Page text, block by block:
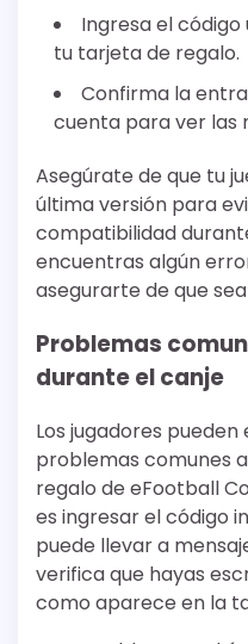
Ingresa el
tu tarjeta de regalo.
Confirma la
cuenta para ver las
Asegúrate de que tu
última versión para
compatibilidad
encuentras algún
asegurarte de que
Problemas
durante el canje
Los jugadores
problemas comunes
regalo de eFootball
es ingresar el código
puede llevar a
verifica que hayas
como aparece en la